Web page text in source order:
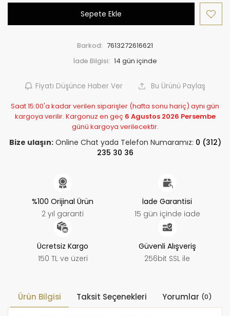
Sepete Ekle
Barkod: 7613272616621
İade Bilgisi:
Fiyatı Düşünce Haber Ver Bu Ürünü Paylaş
Saat 15:00'a kadar verilen siparişler (hafta sonu hariç) aynı gün
kargoya verilir. Kargonuz en geç 6 Agustos 2026 Persembe
günü kargoya verilecektir.
Bize ulaşın:Online Chat yada Telefon Numaramız: 0 (312)
235 30 36
%100 Orijinal Ürün
2 yıl garanti
İade Garantisi
15 gün içinde iade
Ücretsiz Kargo
150 TL ve üzeri
Güvenli Alışveriş
256bit SSL ile
Ürün Bilgisi Taksit Seçenekleri Yorumlar (0)